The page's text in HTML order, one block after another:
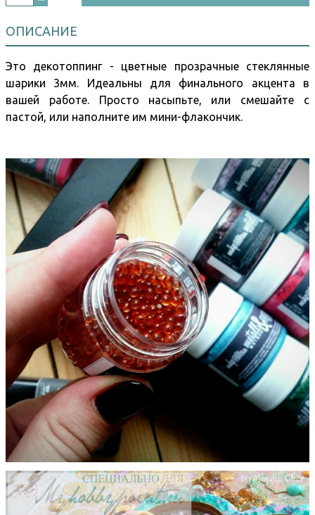
ОПИСАНИЕ
Это декотоппинг - цветные прозрачные стеклянные
шарики 3мм. Идеальны для финального акцента в
вашей работе. Просто насыпьте, или смешайте с
пастой, или наполните им мини-флакончик.